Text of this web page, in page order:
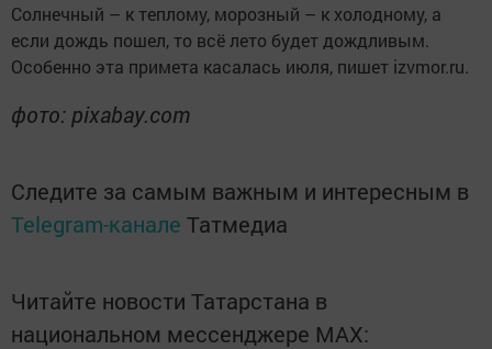
Солнечный – к теплому, морозный – к холодному, а
если дождь пошел, то всё лето будет дождливым.
Особенно эта примета касалась июля, пишет izvmor.ru.
фото: pixabay.com
Следите за самым важным и интересным в
Telegram-канале Татмедиа
Читайте новости Татарстана в
национальном мессенджере MАХ: